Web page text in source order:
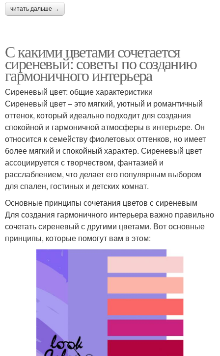
читать дальше →
С какими цветами сочетается
сиреневый: советы по созданию
гармоничного интерьера
Сиреневый цвет: общие характеристики
Сиреневый цвет – это мягкий, уютный и романтичный
оттенок, который идеально подходит для создания
спокойной и гармоничной атмосферы в интерьере. Он
относится к семейству фиолетовых оттенков, но имеет
более мягкий и спокойный характер. Сиреневый цвет
ассоциируется с творчеством, фантазией и
расслаблением, что делает его популярным выбором
для спален, гостиных и детских комнат.
Основные принципы сочетания цветов с сиреневым
Для создания гармоничного интерьера важно правильно
сочетать сиреневый с другими цветами. Вот основные
принципы, которые помогут вам в этом: